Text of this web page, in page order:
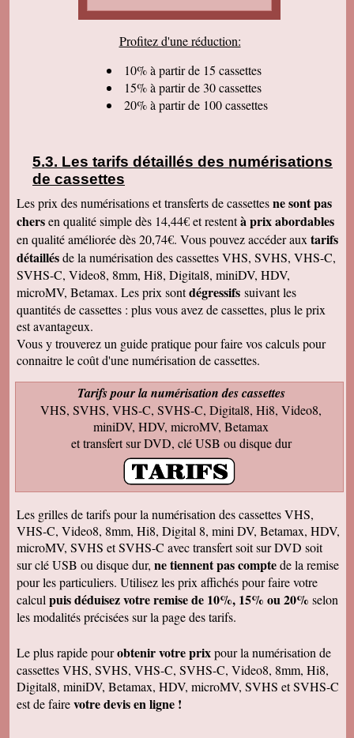
cordialement.
J'ai bien reçu votre paquet, et je suis très
dois dire qu'au début j'étais un peu septique vu
les prix . merci beaucoup Cordialement
Pierre B
Je suis très très très satisfait de votre travail.
que les affaires aillent très bien.
Jacques N
Colis reçu ce jour, satisfait du bon travail réalisé
par vos soins. Merci encore, Cordialement
Hervé R
j'ai bien reçu les CD et les K7 en retour, merci
de cet excellent traitement. Très bons résultats
Pascal R
bonjour bien reçu le colis samedi après
visionnage le travail est superbe
Francis C
J' ai bien reçu votre envoi Les premières
visualisations montrent un beau travail, et
rappellent de nombreux souvenirs Merci Je
ferai de la publicité Bien sincèrement
François M
Bien reçu! Reste à monter pour éliminer ! A
bientôt pour du 8 et sup8mm.
Le colis est effectivement arrivé le 24, la veille
de Noël, c'était parfait. Elle est très contente de
pouvoir passer à nouveau un moment avec ses
Encore merci pour votre efficacité. Je vous ferai
de la pub si l'occasion se présente ! Je vous
souhaite une bonne année avec beaucoup de
vidéos à transposer. Bien cordialement,
Séverine L
J'ai reçu le colis . Merci ça a l'air impeccable !
Bonnes fêtes et à très bientôt pour d'autres
travaux.
Fantastique. Encore merci. Je vous remercie
beaucoup de la rapidité avec laquelle vous avez
traité ma commande.
Anaïs H
J'ai bien reçu le colis. Merci pour votre travail.
Profitez d'une réduction:
10% à partir de 15 cassettes
15% à partir de 30 cassettes
20% à partir de 100 cassettes
Les tarifs détaillés des numérisations
de cassettes
Les prix des numérisations et transferts de cassettesne sont pas
chersen qualité simple dès 14,44€ et restentà prix abordables
en qualité améliorée dès 20,74€. Vous pouvez accéder aux tarifs
détaillésde la numérisation des cassettes VHS, SVHS, VHS-C,
SVHS-C, Video8, 8mm, Hi8, Digital8, miniDV, HDV,
microMV, Betamax. Les prix sontdégressifs suivant les
quantités de cassettes : plus vous avez de cassettes, plus le prix
est avantageux.
Vous y trouverez un guide pratique pour faire vos calculs pour
connaitre le coût d'une numérisation de cassettes.
Tarifs pour la numérisation des cassettes
VHS, SVHS, VHS-C, SVHS-C, Digital8, Hi8, Video8,
miniDV, HDV, microMV, Betamax
et transfert sur DVD, clé USB ou disque dur
Les grilles de tarifs pour la numérisation des cassettes VHS,
VHS-C, Video8, 8mm, Hi8, Digital 8, mini DV, Betamax, HDV,
microMV, SVHS et SVHS-C avec transfert soit sur DVD soit
sur clé USB ou disque dur, ne tiennent pas comptede la remise
pour les particuliers. Utilisez les prix affichés pour faire votre
calcul puis déduisez votre remise de 10%, 15% ou 20% selon
les modalités précisées sur la page des tarifs.
Le plus rapide pourobtenir votre prixpour la numérisation de
cassettes VHS, SVHS, VHS-C, SVHS-C, Video8, 8mm, Hi8,
Digital8, miniDV, Betamax, HDV, microMV, SVHS et SVHS-C
est de fairevotre devis en ligne !